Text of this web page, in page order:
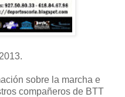
sobre la marcha e
compañeros de BTT